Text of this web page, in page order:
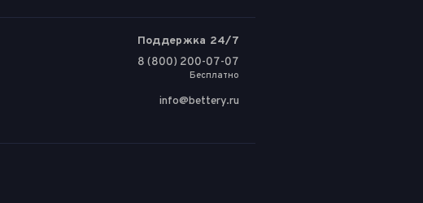
Поддержка 24/7
8 (800) 200-07-07
Бесплатно
info@bettery.ru